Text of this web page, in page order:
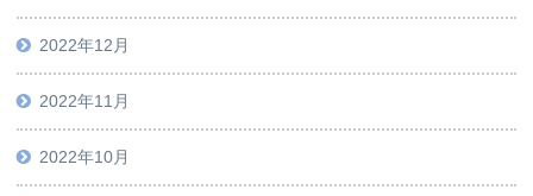
2022年12月
2022年11月
2022年10月